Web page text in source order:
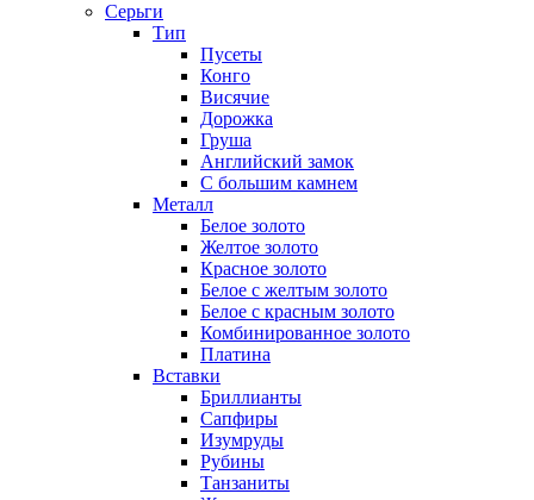
Серьги
Тип
Пусеты
Конго
Висячие
Дорожка
Груша
Английский замок
С большим камнем
Металл
Белое золото
Желтое золото
Красное золото
Белое с желтым золото
Белое с красным золото
Комбинированное золото
Платина
Вставки
Бриллианты
Сапфиры
Изумруды
Рубины
Танзаниты